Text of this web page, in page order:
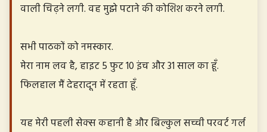
वाली चिढ़ने लगी. वह मुझे पटाने की कोशिश करने लगी.
सभी पाठकों को नमस्कार.
मेरा नाम लव है, हाइट 5 फुट 10 इंच और 31 साल का हूँ.
फिलहाल मैं देहरादून में रहता हूँ.
यह मेरी पहली सेक्स कहानी है और बिल्कुल सच्ची परवर्ट गर्ल